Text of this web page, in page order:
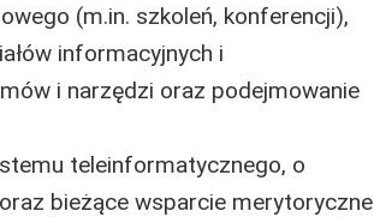
(m.in. szkoleń, konferencji),
informacyjnych i
i narzędzi oraz podejmowanie
teleinformatycznego, o
bieżące wsparcie merytoryczne